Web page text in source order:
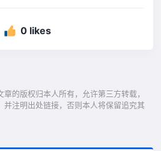
0 likes
的版权归本人所有，允许第三方转载，
并注明出处链接，否则本人将保留追究其